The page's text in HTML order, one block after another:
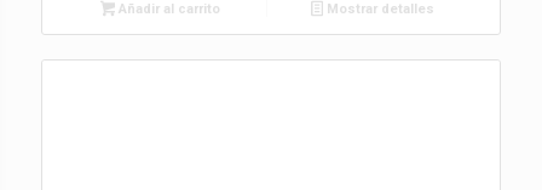
Añadir al carrito Mostrar detalles